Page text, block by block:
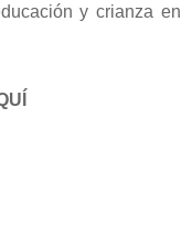
y crianza en